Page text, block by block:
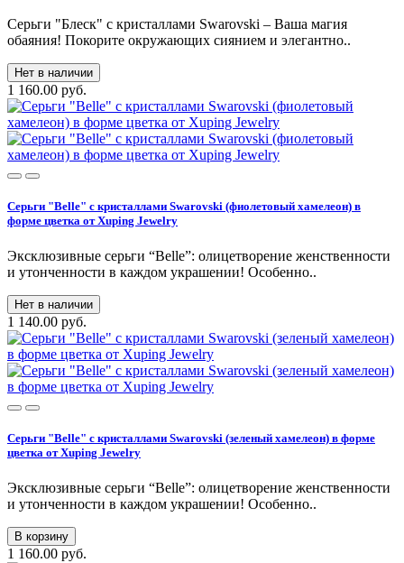
Серьги "Блеск" с кристаллами Swarovski – Ваша магия
обаяния! Покорите окружающих сиянием и элегантно..
Нет в наличии
1 160.00 руб.
Серьги "Belle" с кристаллами Swarovski (фиолетовый хамелеон) в
форме цветка от Xuping Jewelry
Эксклюзивные серьги “Belle”: олицетворение женственности
и утонченности в каждом украшении! Особенно..
Нет в наличии
1 140.00 руб.
Серьги "Belle" с кристаллами Swarovski (зеленый хамелеон) в форме
цветка от Xuping Jewelry
Эксклюзивные серьги “Belle”: олицетворение женственности
и утонченности в каждом украшении! Особенно..
В корзину
1 160.00 руб.